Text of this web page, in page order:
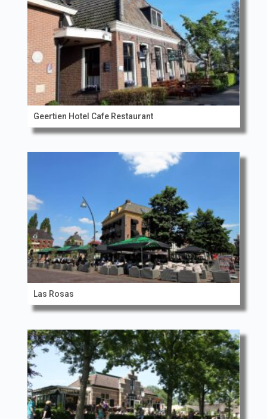
Geertien Hotel Cafe Restaurant
Las Rosas